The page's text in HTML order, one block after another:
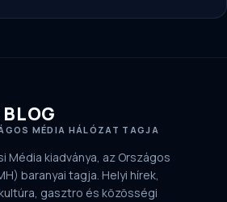
MÉDIA HÁLÓZAT TAGJA
Média kiadványa, az Országos
baranyai tagja. Helyi hírek,
gasztro és közösségi